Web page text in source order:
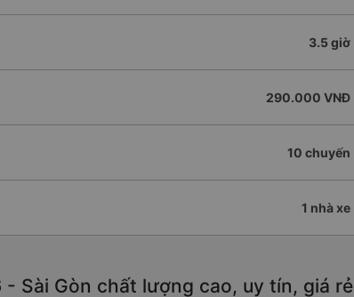
3.5 giờ
290.000 VNĐ
10 chuyến
1 nhà xe
- Sài Gòn chất lượng cao, uy tín, giá rẻ